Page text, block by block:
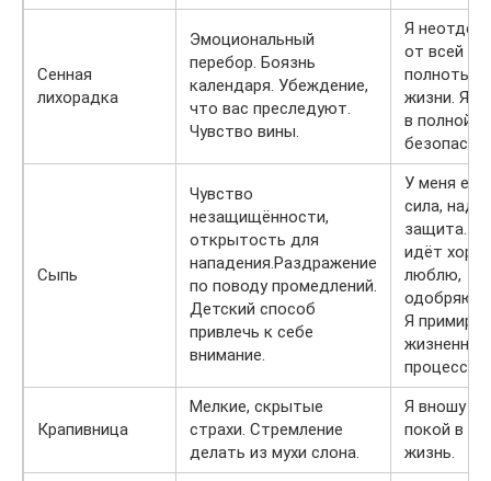
Сенная
лихорадка
Эмоциональный
перебор. Боязнь
календаря. Убеждение,
что вас преследуют.
Чувство вины.
Я
от всей
полноты
жизни. Я
в полной
Сыпь
Чувство
незащищённости,
открытость для
нападения.Раздражение
по поводу промедлений.
Детский способ
привлечь к себе
внимание.
У меня
сила,
защита.
идёт
люблю,
одобряю
Я
жизненным
процессом.
Крапивница
Мелкие, скрытые
страхи. Стремление
делать из мухи слона.
Я вношу
покой в
жизнь.